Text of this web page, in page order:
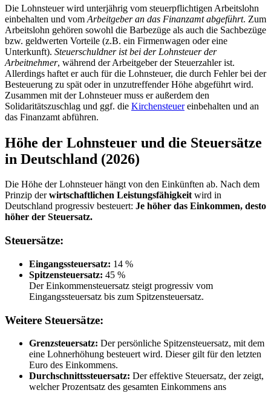
Die Lohnsteuer wird unterjährig vom steuerpflichtigen Arbeitslohn
einbehalten und vom Arbeitgeber an das Finanzamt abgeführt. Zum
Arbeitslohn gehören sowohl die Barbezüge als auch die Sachbezüge
bzw. geldwerten Vorteile (z.B. ein Firmenwagen oder eine
Unterkunft). Steuerschuldner ist bei der Lohnsteuer der
Arbeitnehmer, während der Arbeitgeber der Steuerzahler ist.
Allerdings haftet er auch für die Lohnsteuer, die durch Fehler bei der
Besteuerung zu spät oder in unzutreffender Höhe abgeführt wird.
Zusammen mit der Lohnsteuer muss er außerdem den
Solidaritätszuschlag und ggf. die Kirchensteuereinbehalten und an
das Finanzamt abführen.
Höhe der Lohnsteuer und die Steuersätze
in Deutschland (2026)
Die Höhe der Lohnsteuer hängt von den Einkünften ab. Nach dem
Prinzip derwirtschaftlichen Leistungsfähigkeitwird in
Deutschland progressiv besteuert: Je höher das Einkommen, desto
höher der Steuersatz.
Steuersätze:
Eingangssteuersatz: 14 %
Spitzensteuersatz: 45 %
Der Einkommensteuersatz steigt progressiv vom
Eingangssteuersatz bis zum Spitzensteuersatz.
Weitere Steuersätze:
Grenzsteuersatz: Der persönliche Spitzensteuersatz, mit dem
eine Lohnerhöhung besteuert wird. Dieser gilt für den letzten
Euro des Einkommens.
Durchschnittssteuersatz: Der effektive Steuersatz, der zeigt,
welcher Prozentsatz des gesamten Einkommens ans